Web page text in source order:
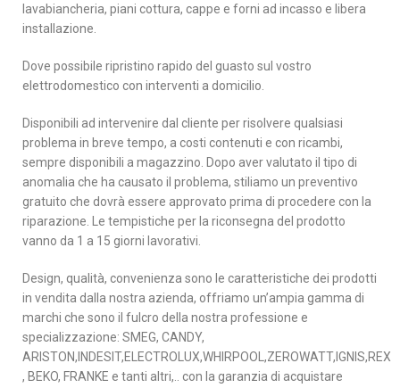
lavabiancheria, piani cottura, cappe e forni ad incasso e libera
installazione.
Dove possibile ripristino rapido del guasto sul vostro
elettrodomestico con interventi a domicilio.
Disponibili ad intervenire dal cliente per risolvere qualsiasi
problema in breve tempo, a costi contenuti e con ricambi,
sempre disponibili a magazzino. Dopo aver valutato il tipo di
anomalia che ha causato il problema, stiliamo un preventivo
gratuito che dovrà essere approvato prima di procedere con la
riparazione. Le tempistiche per la riconsegna del prodotto
vanno da 1 a 15 giorni lavorativi.
Design, qualità, convenienza sono le caratteristiche dei prodotti
in vendita dalla nostra azienda, offriamo un’ampia gamma di
marchi che sono il fulcro della nostra professione e
specializzazione: SMEG, CANDY,
ARISTON,INDESIT,ELECTROLUX,WHIRPOOL,ZEROWATT,IGNIS,REX
, BEKO, FRANKE e tanti altri,.. con la garanzia di acquistare